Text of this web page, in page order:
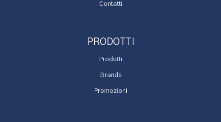
Contatti
PRODOTTI
Prodotti
Brands
Promozioni